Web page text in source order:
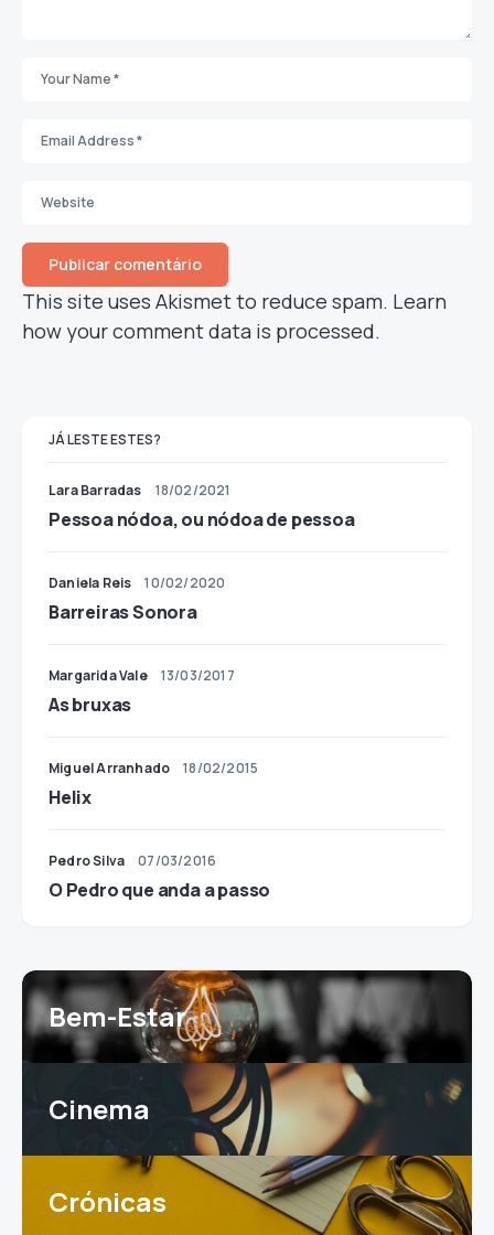
This site uses Akismet to reduce spam. Learn
how your comment data is processed.
JÁ LESTE ESTES?
Lara Barradas 18/02/2021
Pessoa nódoa, ou nódoa de pessoa
Daniela Reis 10/02/2020
Barreiras Sonora
Margarida Vale 13/03/2017
As bruxas
Miguel Arranhado 18/02/2015
Helix
Pedro Silva 07/03/2016
O Pedro que anda a passo
Bem-Estar
Cinema
Crónicas